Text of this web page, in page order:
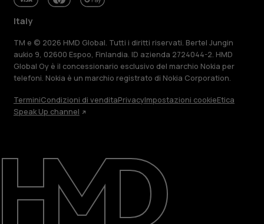
Ripara, riutilizza, ricicla
Sostenibilità
Assistenza
Italy
TM e © 2026 HMD Global. Tutti i diritti riservati. Bertel Jungin
aukio 9, 02600 Espoo, Finlandia. ID azienda 2724044-2. HMD
Global Oy è il concessionario esclusivo del marchio Nokia per
telefoni. Nokia è un marchio registrato di Nokia Corporation.
TerminiCondizioni di venditaPrivacyImpostazioni cookieEtica
Speak Up channel